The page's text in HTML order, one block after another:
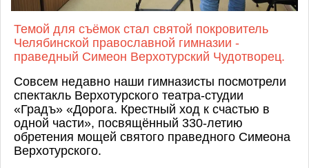
Темой для съёмок стал святой покровитель
Челябинской православной гимназии -
праведный Симеон Верхотурский Чудотворец.
Совсем недавно наши гимназисты посмотрели
спектакль Верхотурского театра-студии
«Градъ» «Дорога. Крестный ход к счастью в
одной части», посвящённый 330-летию
обретения мощей святого праведного Симеона
Верхотурского.